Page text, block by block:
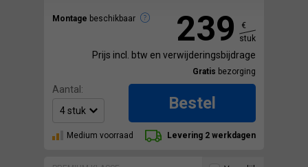
Montage beschikbaar 239
€
stuk
Prijs incl. btw en verwijderingsbijdrage
Gratis bezorging
Aantal:
Bestel
Medium voorraad Levering 2 werkdagen